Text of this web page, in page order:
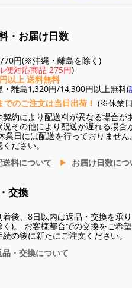
・お届け日数
円(※沖縄・離島を除く)
便対応商品 275円)
以上 送料無料
離島1,320円/14,300円以上無料(
でのご注文は当日出荷！ (※休業
契約により配送料が異なる場合が
況その他により配送が遅れる場合
業日には配送を行っておりません
ださい。
送料について
お届け日数につ
交換
着後、8日以内は返品・交換を承
く)。 お客様都合での交換をご希望
の後に新たにご注文ください。
品・交換について